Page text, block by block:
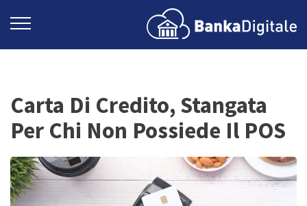
Carta Di Credito, Stangata
Per Chi Non Possiede Il POS